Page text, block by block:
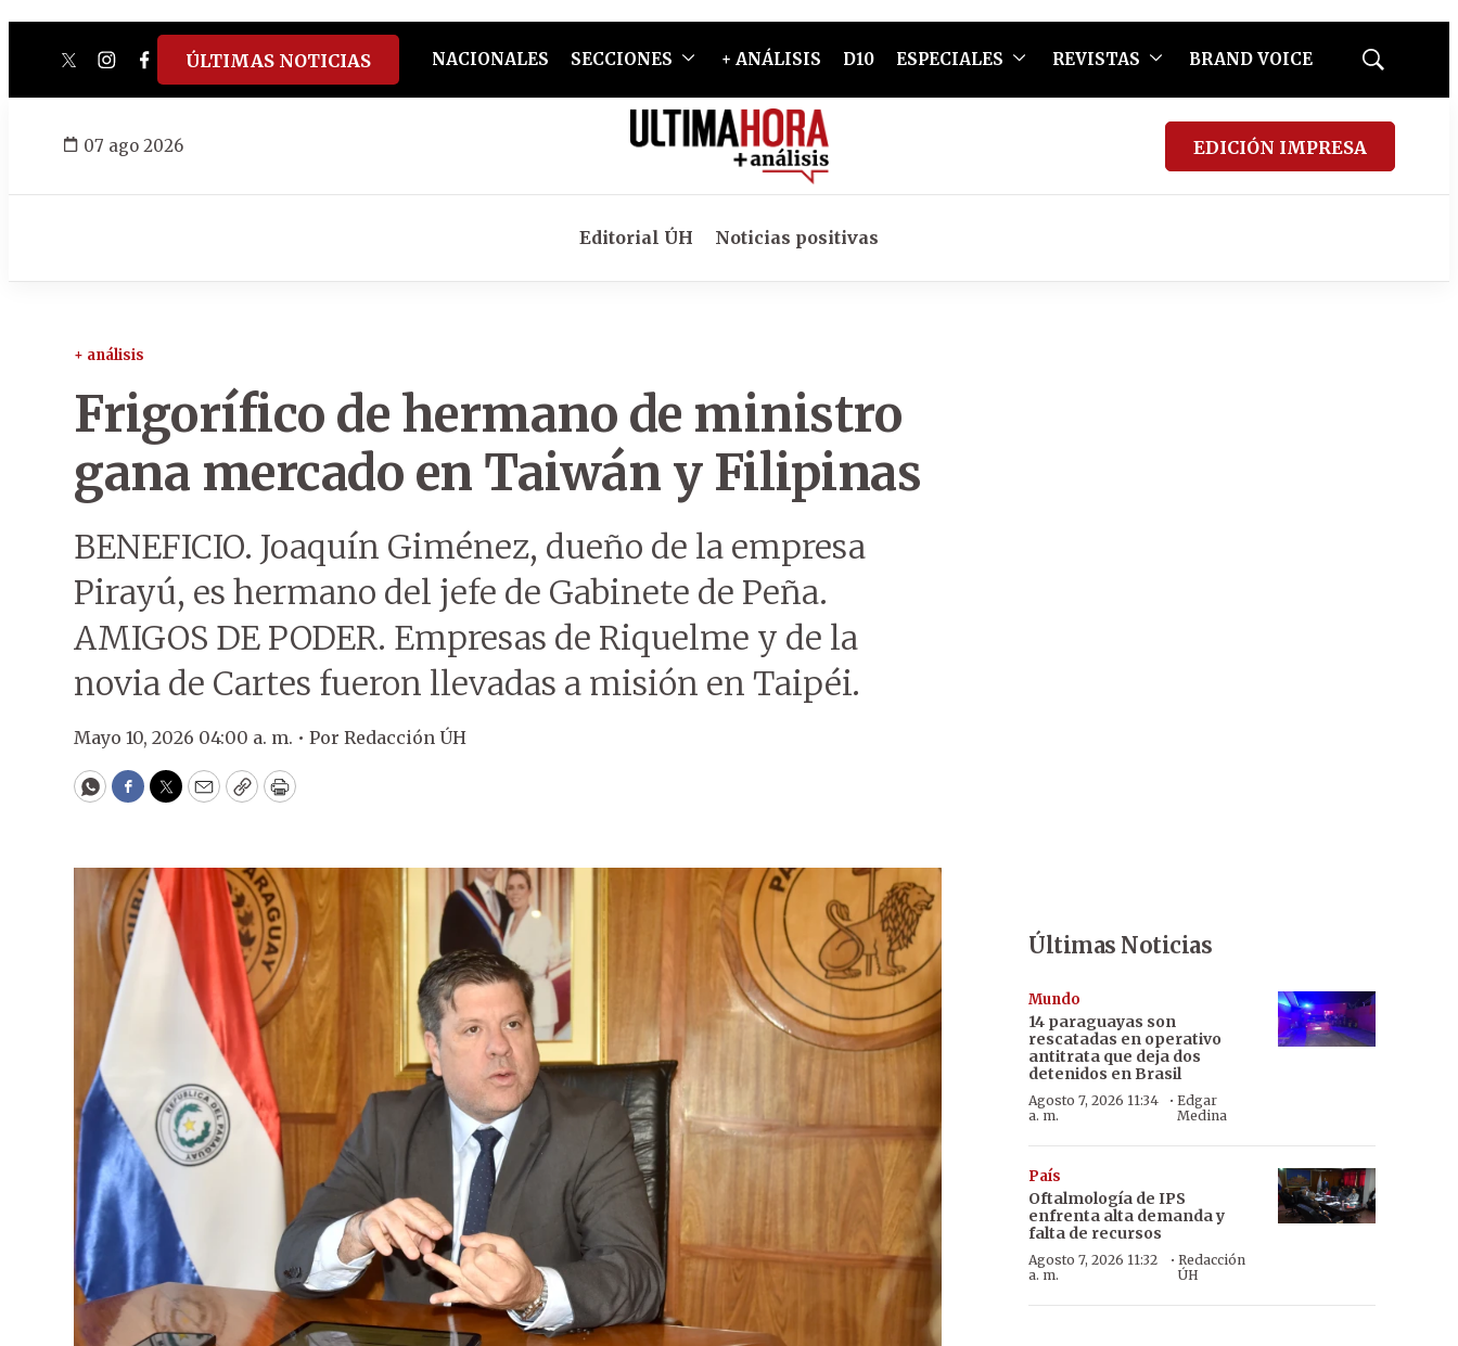
twitterinstagram
facebook
tiktokyoutube
spotify
ÚLTIMAS NOTICIAS NACIONALES SECCIONES + ANÁLISIS D10 ESPECIALES REVISTAS BRAND VOICE
Mostrar
07 ago 2026 EDICIÓN IMPRESA
Editorial ÚH Noticias positivas
+ análisis
Frigorífico de hermano de ministro
gana mercado en Taiwán y Filipinas
BENEFICIO. Joaquín Giménez, dueño de la empresa
Pirayú, es hermano del jefe de Gabinete de Peña.
AMIGOS DE PODER. Empresas de Riquelme y de la
novia de Cartes fueron llevadas a misión en Taipéi.
Mayo 10, 2026 04:00 a. m. • Por Redacción ÚH
WhatsApp
Facebook
Twitter
EmailCopyPrint
Últimas Noticias
Mundo
14 paraguayas son
rescatadas en operativo
antitrata que deja dos
detenidos en Brasil
Agosto 7, 2026 11:34
a. m.
·Edgar
Medina
País
Oftalmología de IPS
enfrenta alta demanda y
falta de recursos
Agosto 7, 2026 11:32
a. m.
·Redacción
ÚH